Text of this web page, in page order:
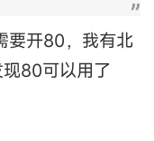
要开80，我有北
80可以用了